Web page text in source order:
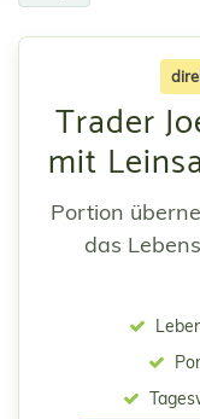
Trader
mit
Portion
das